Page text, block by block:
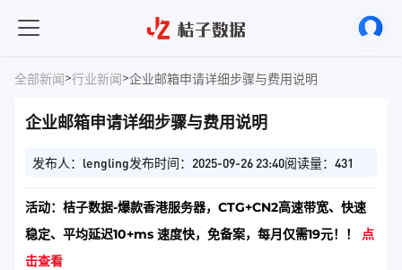
全部新闻>行业新闻>企业邮箱申请详细步骤与费用说明
企业邮箱申请详细步骤与费用说明
发布人：lengling发布时间：2025-09-26 23:40阅读量：431
活动：桔子数据-爆款香港服务器，CTG+CN2高速带宽、快速
稳定、平均延迟10+ms 速度快，免备案，每月仅需19元！！ 点
击查看